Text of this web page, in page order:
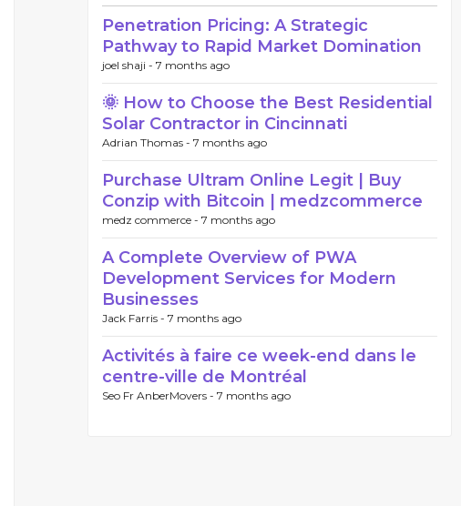
Penetration Pricing: A Strategic
Pathway to Rapid Market Domination
joel shaji - 7 months ago
🌞 How to Choose the Best Residential
Solar Contractor in Cincinnati
Adrian Thomas - 7 months ago
Purchase Ultram Online Legit | Buy
Conzip with Bitcoin | medzcommerce
medz commerce - 7 months ago
A Complete Overview of PWA
Development Services for Modern
Businesses
Jack Farris - 7 months ago
Activités à faire ce week-end dans le
centre-ville de Montréal
Seo Fr AnberMovers - 7 months ago